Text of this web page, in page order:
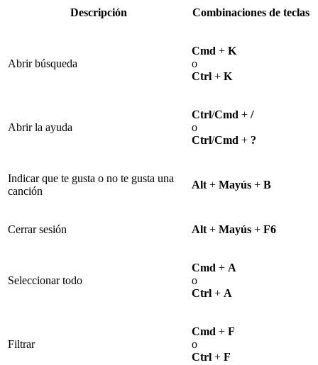
Descripción Combinaciones de teclas
Abrir búsqueda
Cmd + K
o
Ctrl + K
Abrir la ayuda
Ctrl/Cmd + /
o
Ctrl/Cmd + ?
Indicar que te gusta o no te gusta una
canción
Alt + Mayús + B
Cerrar sesión Alt + Mayús + F6
Seleccionar todo
Cmd + A
o
Ctrl + A
Filtrar
Cmd + F
o
Ctrl + F